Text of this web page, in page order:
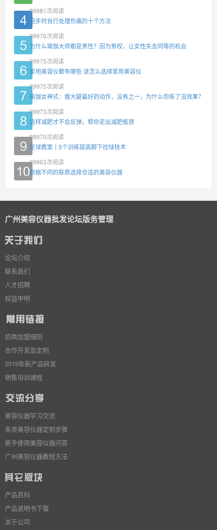
99981 次阅读
跑步时自行处理伤痛的十个方法
99976次阅读
为什么瑜伽大师都是男性？因为男权，让女性失去同等的机会
99975次阅读
家用美容仪都有哪些 该怎么选择家用美容仪
99975次阅读
瑜伽女神式：瘦大腿最好的动作，没有之一，为什么你练了没效果？
99973次阅读
这样减肥才不会反弹，帮你走出减肥瓶颈
99970次阅读
足球教案丨5个训练提高脚下控球技术
99963次阅读
根据不同的肤质选择合适的美容仪器
广州美容仪器批发论坛版务管理
论坛介绍
联系我们
人才招聘
权益申明
招商加盟细则
合作开发及定制
2019年新产品研发
销售培训课程
美容仪器学习交流
各类美容仪器定制步骤
新手使用美容仪器问答
广州美容仪器教程方法
产品百科
产品说明书下载
关于公司